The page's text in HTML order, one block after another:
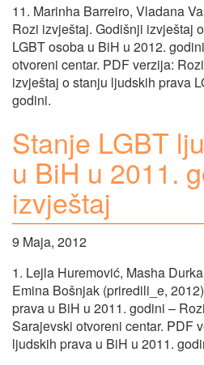
11. Marinha Barreiro, Vladana
Rozi izvještaj. Godišnji izvještaj
LGBT osoba u BiH u 2012.
otvoreni centar. PDF verzija:
izvještaj o stanju ljudskih prava
godini.
Stanje LGBT
u BiH u 2011.
izvještaj
9 Maja, 2012
1. Lejla Huremović, Masha
Emina Bošnjak (priredili_e,
prava u BiH u 2011. godini –
Sarajevski otvoreni centar. PDF
ljudskih prava u BiH u 2011.